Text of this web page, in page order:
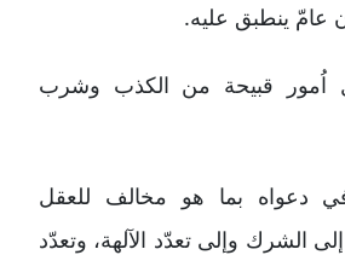
عامّ ينطبق عليه.
اُمور قبيحة من الكذب وشرب
دعواه بما هو مخالف للعقل
الشرك وإلى تعدّد الآلهة، وتعدّد